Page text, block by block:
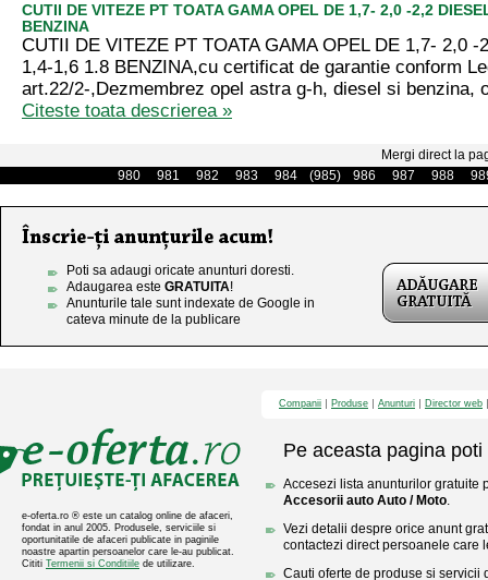
CUTII DE VITEZE PT TOATA GAMA OPEL DE 1,7- 2,0 -2,2
BENZINA
CUTII DE VITEZE PT TOATA GAMA OPEL DE 1,7- 2,0 -
1,4-1,6 1.8 BENZINA,cu certificat de garantie conform
art.22/2-,Dezmembrez opel astra g-h, diesel si benzina,
Citeste toata descrierea »
Mergi direct la
980
981 982 983 984 (985) 986 987 988
Poti sa adaugi oricate anunturi doresti.
Adaugarea este GRATUITA!
Anunturile tale sunt indexate de Google in
cateva minute de la publicare
e-oferta.ro ® este un catalog online de afaceri,
fondat in anul 2005. Produsele, serviciile si
oportunitatile de afaceri publicate in paginile
noastre apartin persoanelor care le-au publicat.
Cititi Termenii si Conditiile de utilizare.
Companii Produse Anunturi Director web
Pe aceasta pagina poti
Accesezi lista anunturilor gratuite
Accesorii auto Auto / Moto.
Vezi detalii despre orice anunt
contactezi direct persoanele care
Cauti oferte de produse si servicii